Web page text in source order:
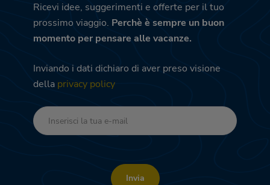
Ricevi idee, suggerimenti e offerte per il tuo
prossimo viaggio. Perchè è sempre un buon
momento per pensare alle vacanze.
Inviando i dati dichiaro di aver preso visione
della privacy policy
Invia